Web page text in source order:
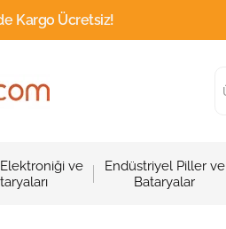
Kargo Ücretsiz!
ve
Endüstriyel Piller ve
Bataryalar